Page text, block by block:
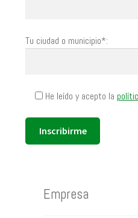
Tu ciudad o municipio*:
He leído y acepto la
Empresa